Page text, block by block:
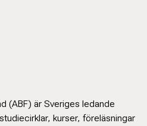
(ABF) är Sveriges ledande
kurser, föreläsningar